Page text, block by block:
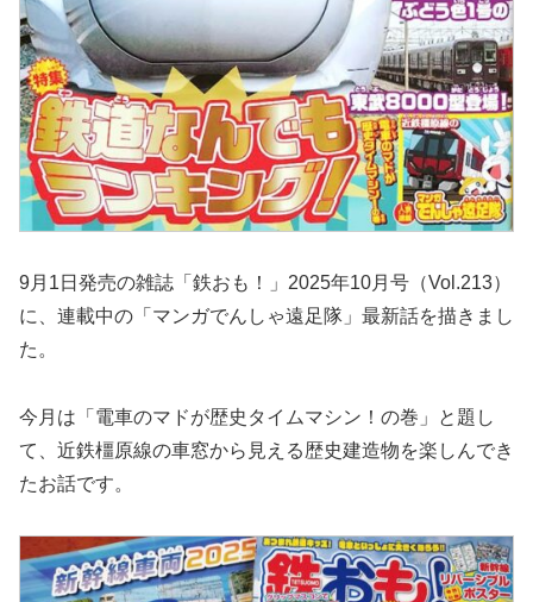
9月1日発売の雑誌「鉄おも！」2025年10月号（Vol.213）
に、連載中の「マンガでんしゃ遠足隊」最新話を描きまし
た。
今月は「電車のマドが歴史タイムマシン！の巻」と題し
て、近鉄橿原線の車窓から見える歴史建造物を楽しんでき
たお話です。